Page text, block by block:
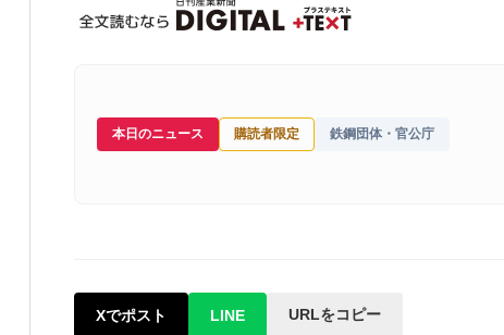
本日のニュース 購読者限定 鉄鋼団体・官公庁
Xでポスト LINE URLをコピー